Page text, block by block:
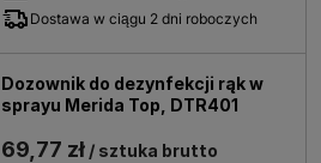
Dostawa w ciągu 2 dni roboczych
Dozownik do dezynfekcji rąk w
sprayu Merida Top, DTR401
69,77 zł / sztuka brutto